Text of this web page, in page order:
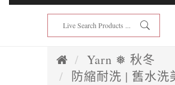
Yarn ❅ 秋冬
防縮耐洗 | 舊水洗